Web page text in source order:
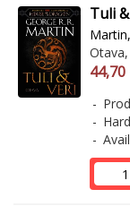
Tuli
44,70